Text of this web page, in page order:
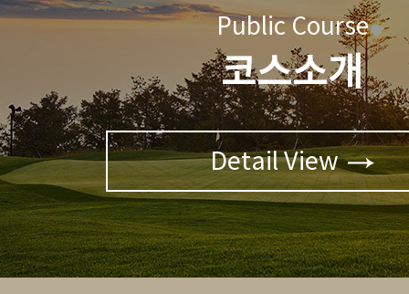
Public Course
코스소개
Detail View